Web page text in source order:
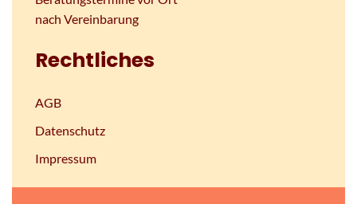
nach Vereinbarung
Rechtliches
AGB
Datenschutz
Impressum